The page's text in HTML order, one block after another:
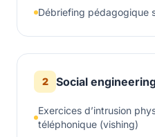
Débriefing pédagogique
2 Social
Exercices d’intrusion
téléphonique (vishing)